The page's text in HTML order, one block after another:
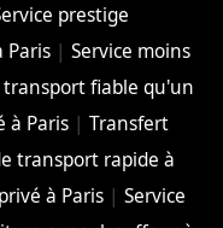
prestige
Paris |Service moins
transport fiable qu'un
à Paris| Transfert
transport rapide à
à Paris |Service